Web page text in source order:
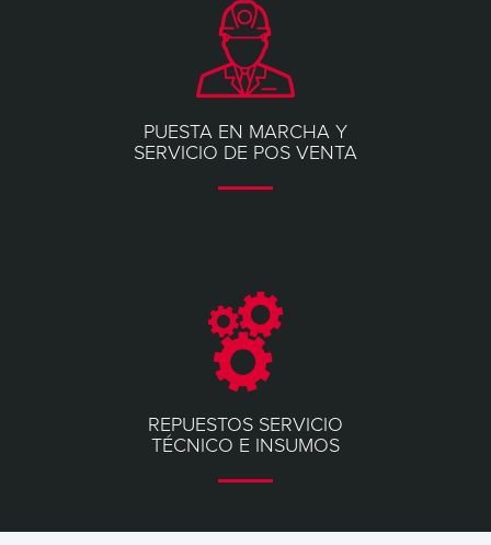
PUESTA EN MARCHA Y
SERVICIO DE POS VENTA
REPUESTOS SERVICIO
TÉCNICO E INSUMOS